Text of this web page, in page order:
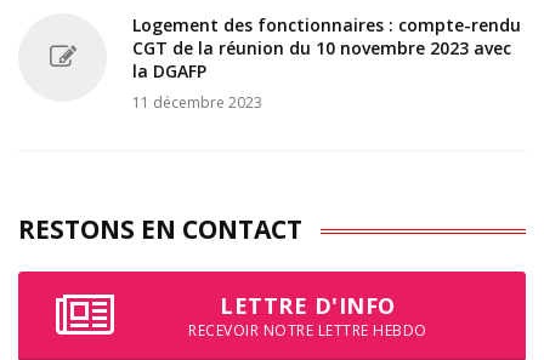
Logement des fonctionnaires : compte-rendu
CGT de la réunion du 10 novembre 2023 avec
la DGAFP
11 décembre 2023
RESTONS EN CONTACT
LETTRE D'INFO
RECEVOIR NOTRE LETTRE HEBDO